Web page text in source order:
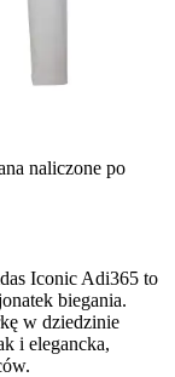
naliczone po
Iconic Adi365 to
biegania.
w dziedzinie
i elegancka,